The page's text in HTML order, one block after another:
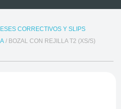
CORRECTIVOS Y SLIPS
/ BOZAL CON REJILLA T2 (XS/S)